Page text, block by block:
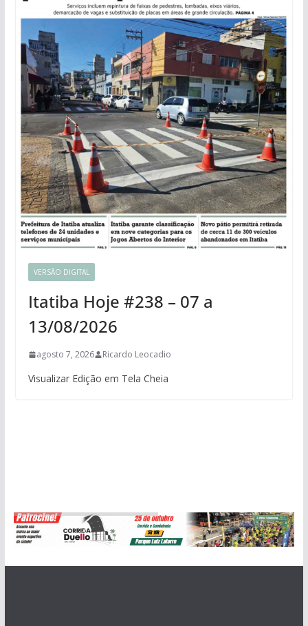
VERSÃO DIGITAL
Itatiba Hoje #238 – 07 a
13/08/2026
agosto 7, 2026 Ricardo Leocadio
Visualizar Edição em Tela Cheia